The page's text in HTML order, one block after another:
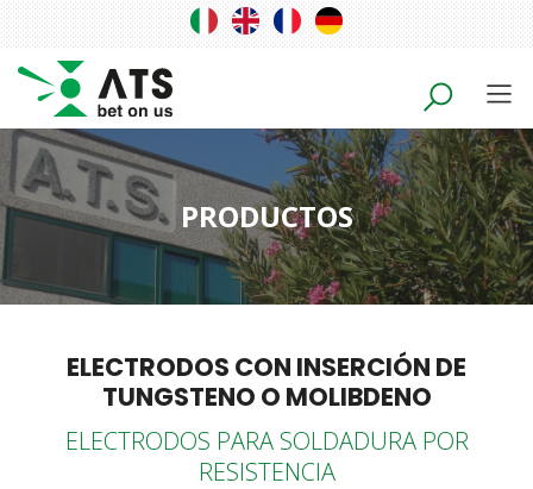
PRODUCTOS
ELECTRODOS CON INSERCIÓN DE
TUNGSTENO O MOLIBDENO
ELECTRODOS PARA SOLDADURA POR
RESISTENCIA